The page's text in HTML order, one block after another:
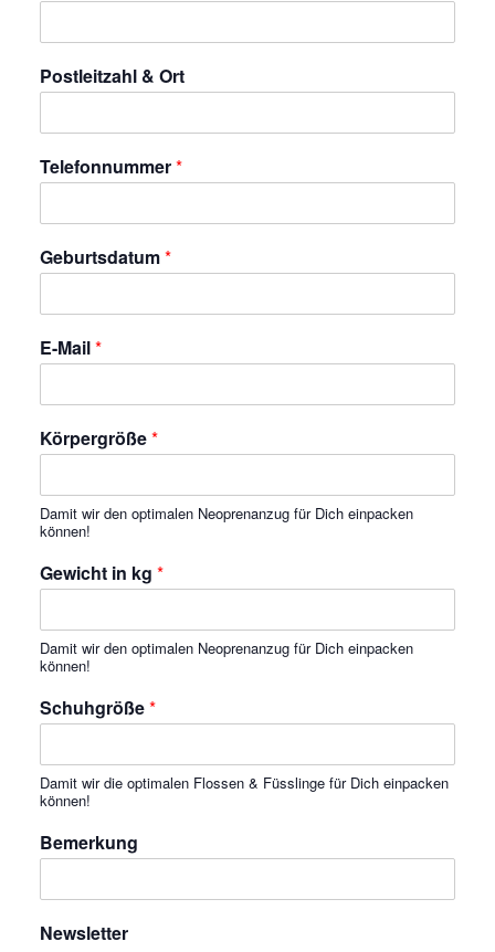
Postleitzahl & Ort
Telefonnummer*
Geburtsdatum*
E-Mail*
Körpergröße*
Damit wir den optimalen Neoprenanzug für Dich einpacken
können!
Gewicht in kg *
Damit wir den optimalen Neoprenanzug für Dich einpacken
können!
Schuhgröße*
Damit wir die optimalen Flossen & Füsslinge für Dich einpacken
können!
Bemerkung
Newsletter